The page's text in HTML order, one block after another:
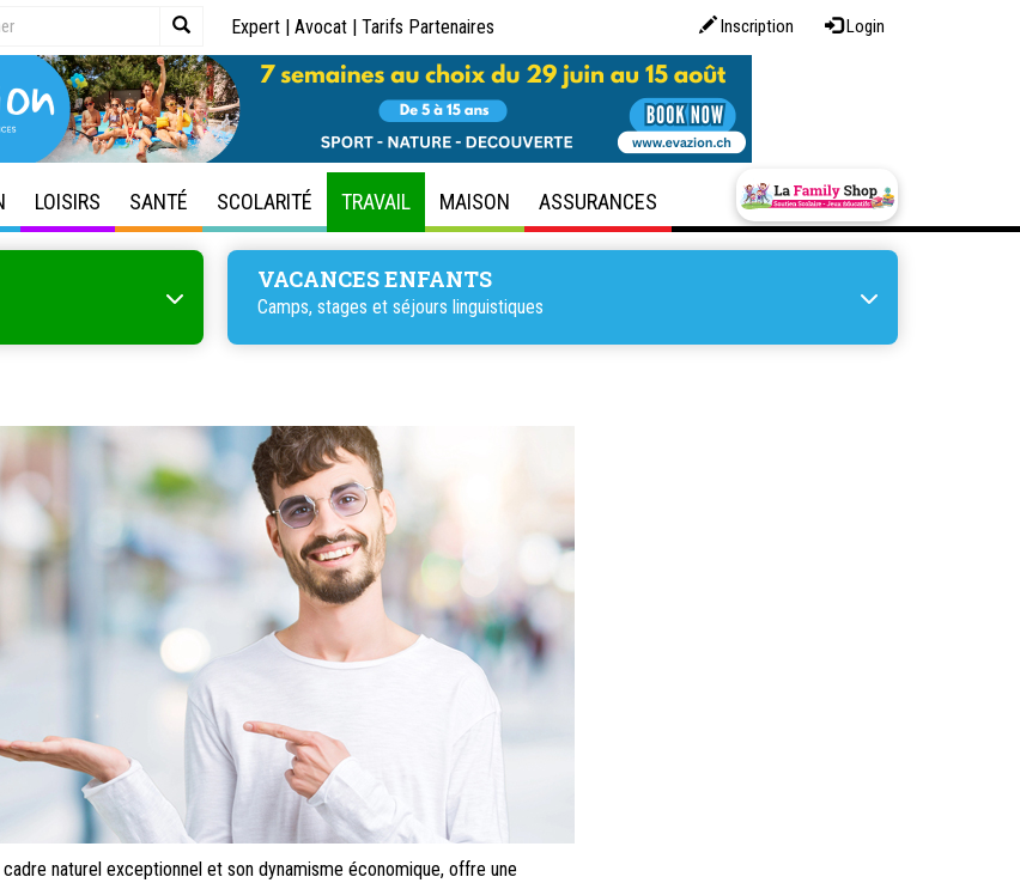
Inscription Login
Expert | Avocat | Tarifs Partenaires
LOISIRS SANTÉ SCOLARITÉ TRAVAIL MAISON ASSURANCES
VACANCES ENFANTS
Camps, stages et séjours linguistiques
cadre naturel exceptionnel et son dynamisme économique, offre une